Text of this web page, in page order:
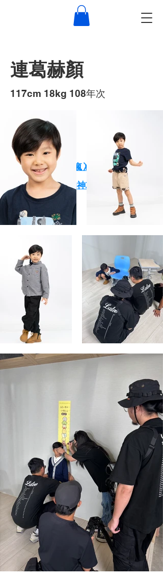
連葛赫顏
117cm 18kg 108年次
作品
XPARK小朋友玩瘋🤸 大朋友放鬆🕺
一天玩爆Xpark的神攻略！